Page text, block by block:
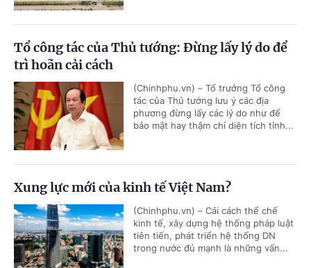
Tổ công tác của Thủ tướng: Đừng lấy lý do để
trì hoãn cải cách
(Chinhphu.vn) – Tổ trưởng Tổ công
tác của Thủ tướng lưu ý các địa
phương đừng lấy các lý do như để
bảo mật hay thậm chí diện tích tỉnh...
Xung lực mới của kinh tế Việt Nam?
(Chinhphu.vn) – Cải cách thể chế
kinh tế, xây dựng hệ thống pháp luật
tiên tiến, phát triển hệ thống DN
trong nước đủ mạnh là những vấn...